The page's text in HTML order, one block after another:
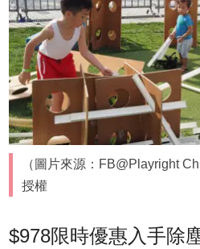
（圖片來源：FB@Playright
授權
$978限時優惠入手除